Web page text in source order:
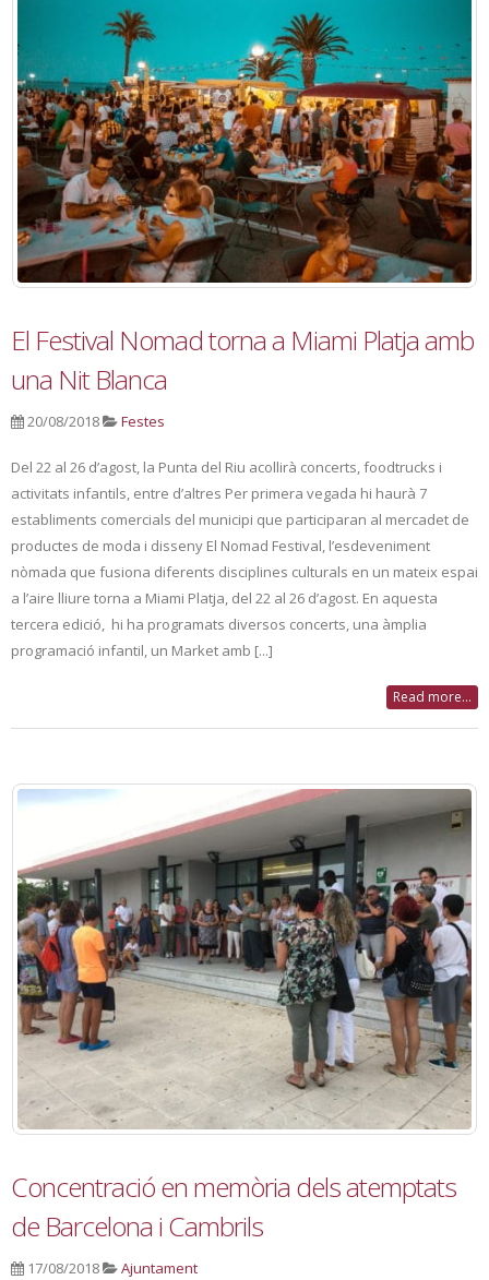
El Festival Nomad torna a Miami Platja amb
una Nit Blanca
20/08/2018 Festes
Del 22 al 26 d’agost, la Punta del Riu acollirà concerts, foodtrucks i
activitats infantils, entre d’altres Per primera vegada hi haurà 7
establiments comercials del municipi que participaran al mercadet de
productes de moda i disseny El Nomad Festival, l’esdeveniment
nòmada que fusiona diferents disciplines culturals en un mateix espai
a l’aire lliure torna a Miami Platja, del 22 al 26 d’agost. En aquesta
tercera edició, hi ha programats diversos concerts, una àmplia
programació infantil, un Market amb [...]
Read more...
Concentració en memòria dels atemptats
de Barcelona i Cambrils
17/08/2018 Ajuntament